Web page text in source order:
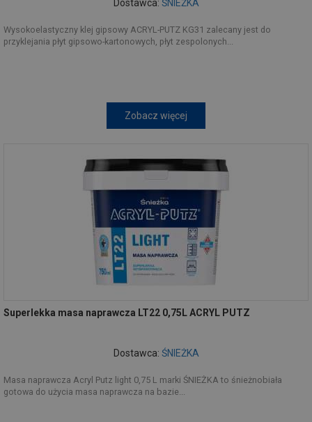
Dostawca: ŚNIEŻKA
Wysokoelastyczny klej gipsowy ACRYL-PUTZ KG31 zalecany jest do
przyklejania płyt gipsowo-kartonowych, płyt zespolonych...
Zobacz więcej
Superlekka masa naprawcza LT22 0,75L ACRYL PUTZ
Dostawca: ŚNIEŻKA
Masa naprawcza Acryl Putz light 0,75 L marki ŚNIEŻKA to śnieżnobiała
gotowa do użycia masa naprawcza na bazie...